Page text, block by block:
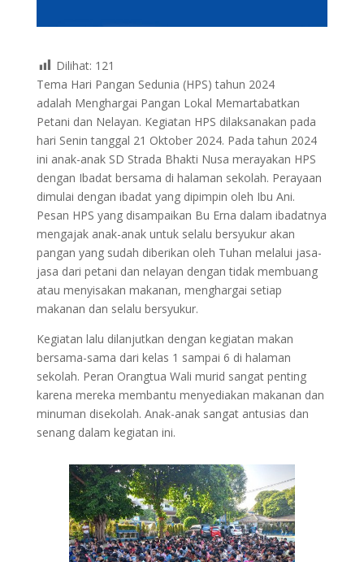
Dilihat: 121
Tema Hari Pangan Sedunia (HPS) tahun 2024
adalah Menghargai Pangan Lokal Memartabatkan
Petani dan Nelayan. Kegiatan HPS dilaksanakan pada
hari Senin tanggal 21 Oktober 2024. Pada tahun 2024
ini anak-anak SD Strada Bhakti Nusa merayakan HPS
dengan Ibadat bersama di halaman sekolah. Perayaan
dimulai dengan ibadat yang dipimpin oleh Ibu Ani.
Pesan HPS yang disampaikan Bu Erna dalam ibadatnya
mengajak anak-anak untuk selalu bersyukur akan
pangan yang sudah diberikan oleh Tuhan melalui jasa-
jasa dari petani dan nelayan dengan tidak membuang
atau menyisakan makanan, menghargai setiap
makanan dan selalu bersyukur.
Kegiatan lalu dilanjutkan dengan kegiatan makan
bersama-sama dari kelas 1 sampai 6 di halaman
sekolah. Peran Orangtua Wali murid sangat penting
karena mereka membantu menyediakan makanan dan
minuman disekolah. Anak-anak sangat antusias dan
senang dalam kegiatan ini.